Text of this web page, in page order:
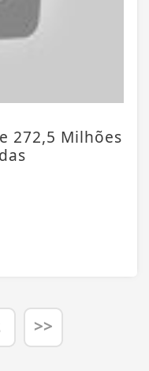
272,5 Milhões
>>